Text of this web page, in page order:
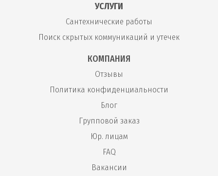
УСЛУГИ
Сантехнические работы
Поиск скрытых коммуникаций и утечек
КОМПАНИЯ
Отзывы
Политика конфиденциальности
Блог
Групповой заказ
Юр. лицам
FAQ
Вакансии